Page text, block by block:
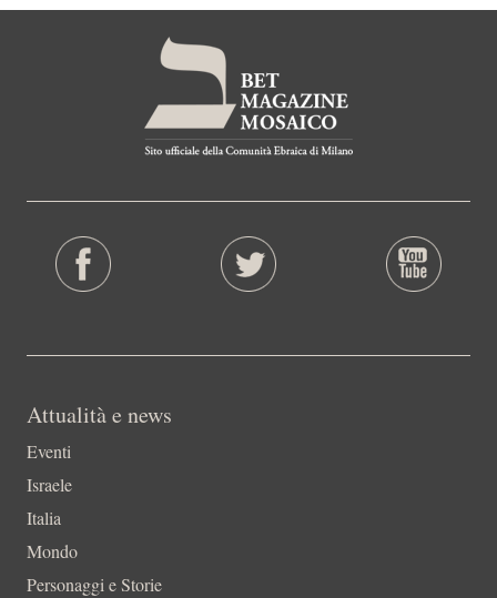
Attualità e news
Eventi
Israele
Italia
Mondo
Personaggi e Storie